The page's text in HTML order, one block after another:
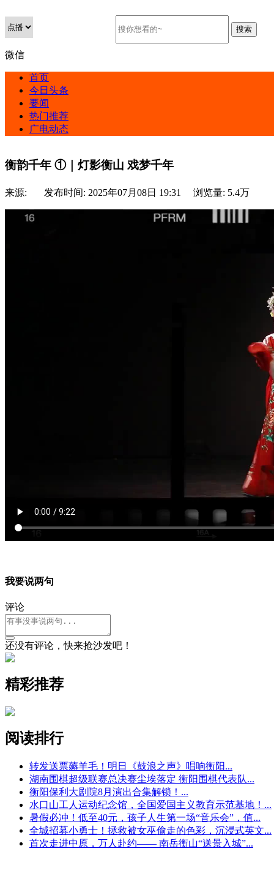
微信
首页
今日头条
要闻
热门推荐
广电动态
衡韵千年 ①｜灯影衡山 戏梦千年
来源: 发布时间: 2025年07月08日 19:31 浏览量: 5.4万
我要说两句
评论
还没有评论，快来抢沙发吧！
精彩推荐
阅读排行
转发送票薅羊毛！明日《鼓浪之声》唱响衡阳...
湖南围棋超级联赛总决赛尘埃落定 衡阳围棋代表队...
衡阳保利大剧院8月演出合集解锁！ ...
水口山工人运动纪念馆，全国爱国主义教育示范基地！ ...
暑假必冲！低至40元，孩子人生第一场“音乐会”，值...
全城招募小勇士！拯救被女巫偷走的色彩，沉浸式英文...
首次走进中原，万人赴约—— 南岳衡山“送景入城”...